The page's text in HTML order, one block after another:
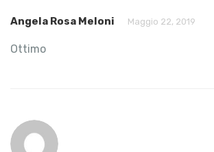
Angela Rosa Meloni Maggio 22, 2019
Ottimo